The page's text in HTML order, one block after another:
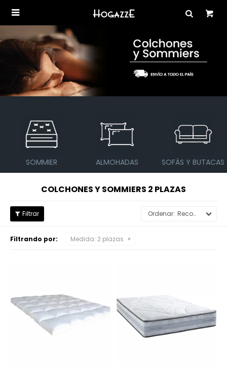

SOMMIER ALMOHADAS SOFÁS Y BUTACAS
COLCHONES Y SOMMIERS 2 PLAZAS
Recomendados
Filtrando por: Medida: 2 plazas